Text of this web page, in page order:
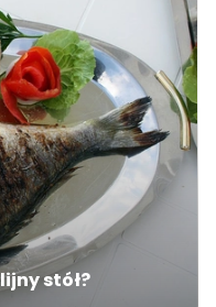
stół?